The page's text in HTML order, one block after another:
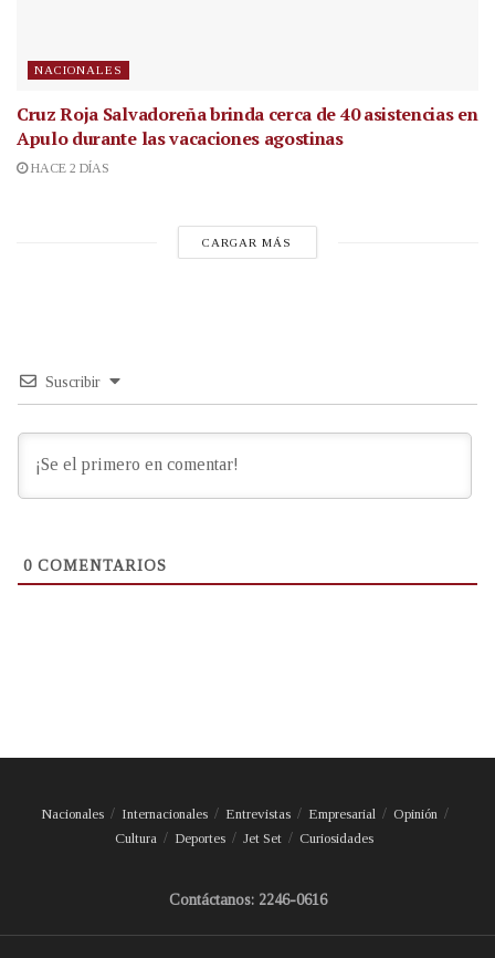
NACIONALES
Cruz Roja Salvadoreña brinda cerca de 40 asistencias en
Apulo durante las vacaciones agostinas
HACE 2 DÍAS
CARGAR MÁS
Suscribir
0 COMENTARIOS
Nacionales Internacionales Entrevistas Empresarial
Opinión
Cultura
Deportes Jet Set Curiosidades
Contáctanos: 2246-0616